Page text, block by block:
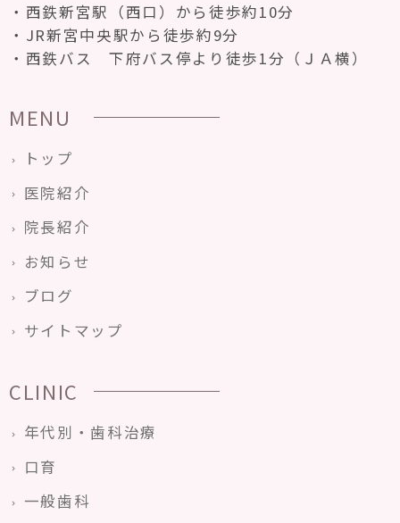
西鉄新宮駅（西口）から徒歩約10分
JR新宮中央駅から徒歩約9分
西鉄バス 下府バス停より徒歩1分（ＪＡ横）
MENU
トップ
医院紹介
院長紹介
お知らせ
ブログ
サイトマップ
CLINIC
年代別・歯科治療
口育
一般歯科